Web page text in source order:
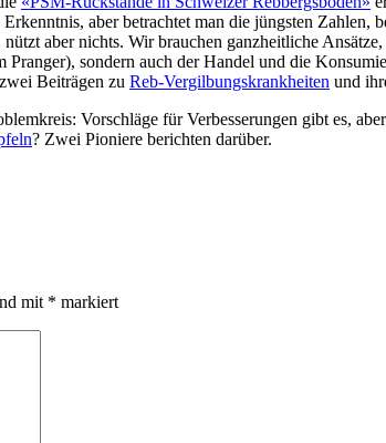
aber betrachtet man die jüngsten
aber nichts. Wir brauchen ganzheitliche
sondern auch der Handel und die
Beiträgen zu Reb-Vergilbungskrankheiten und
Vorschläge für Verbesserungen gibt es,
? Zwei Pioniere berichten darüber.
mit * markiert